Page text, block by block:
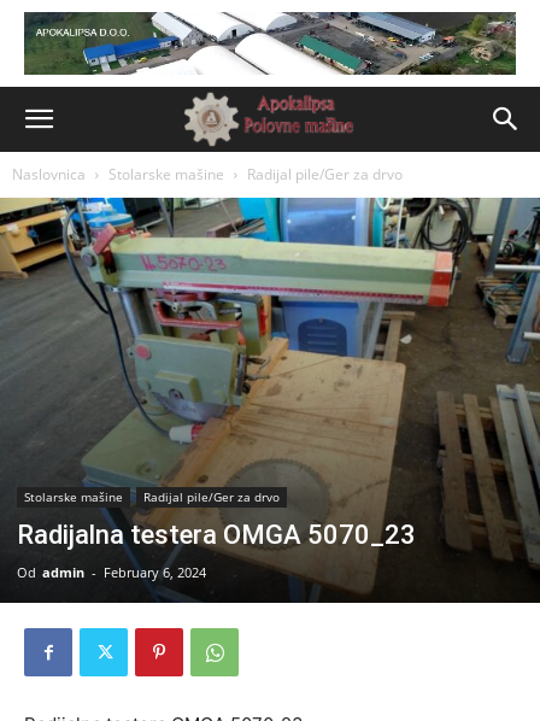
Naslovnica Stolarske mašine Radijal pile/Ger za drvo
Stolarske mašine Radijal pile/Ger za drvo
Radijalna testera OMGA 5070_23
Od admin - February 6, 2024